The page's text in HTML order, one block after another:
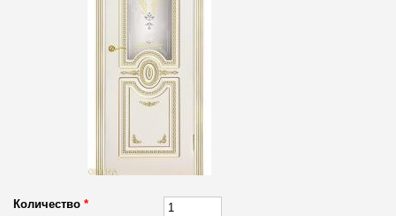
Количество *